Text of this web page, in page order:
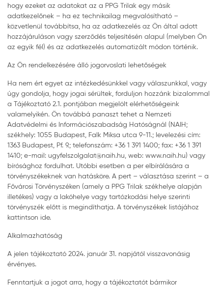
hogy ezeket az adatokat az a PPG Trilak egy másik
adatkezelőnek – ha ez technikailag megvalósítható –
közvetlenül továbbítsa, ha az adatkezelés az Ön által adott
hozzájáruláson vagy szerződés teljesítésén alapul (melyben Ön
az egyik fél) és az adatkezelés automatizált módon történik.
Az Ön rendelkezésére álló jogorvoslati lehetőségek
Ha nem ért egyet az intézkedésünkkel vagy válaszunkkal, vagy
úgy gondolja, hogy jogai sérültek, forduljon hozzánk bizalommal
a Tájékoztató 2.1. pontjában megjelölt elérhetőségeink
valamelyikén. Ön továbbá panaszt tehet a Nemzeti
Adatvédelmi és Információszabadság Hatóságnál (NAIH;
székhely: 1055 Budapest, Falk Miksa utca 9-11.; levelezési cím:
1363 Budapest, Pf. 9.; telefonszám: +36 1 391 1400; fax: +36 1 391
1410; e-mail: ugyfelszolgalat@naih.hu, web: www.naih.hu) vagy
bírósághoz fordulhat. Utóbbi esetben a per elbírálására a
törvényszékeknek van hatásköre. A pert – választása szerint – a
Fővárosi Törvényszéken (amely a PPG Trilak székhelye alapján
illetékes) vagy a lakóhelye vagy tartózkodási helye szerinti
törvényszék előtt is megindíthatja. A törvényszékek listájához
kattintson ide.
Alkalmazhatóság
A jelen tájékoztató 2024. január 31. napjától visszavonásig
érvényes.
Fenntartjuk a jogot arra, hogy a tájékoztatót bármikor